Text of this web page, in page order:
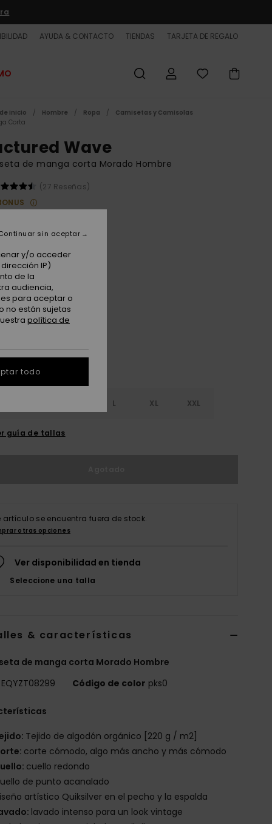
AYUDA & CONTACTO TIENDAS TARJETA DE REGALO
inicio Hombre Ropa
Camisetas y Camisolas
Corta
Wave
de manga corta Morado Hombre
(27 Reseñas)
€
PROMO -25% EXTRA
L XL XXL
guía de tallas
artículo se encuentra fuera de stock.
otras opciones
Ver disponibilidad en tienda
Seleccione una talla
& características
de manga corta Morado Hombre
EQYZT08299 Código de color pks0
Tejido de algodón orgánico [220 g / m2]
corte cómodo, algo más ancho y más cómodo
cuello redondo
de punto acanalado
artístico Quiksilver en el pecho y la espalda
lavado intenso para un look vintage
y/o acceder
IP)
de la
audiencia,
para aceptar o
no están sujetas
política de
sin aceptar
todo